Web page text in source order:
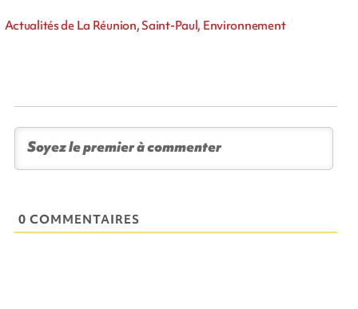
Actualités de La Réunion, Saint-Paul, Environnement
0 COMMENTAIRES